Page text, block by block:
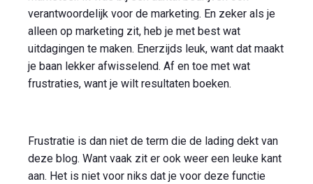
verantwoordelijk voor de marketing. En zeker als je
alleen op marketing zit, heb je met best wat
uitdagingen te maken. Enerzijds leuk, want dat maakt
je baan lekker afwisselend. Af en toe met wat
frustraties, want je wilt resultaten boeken.
Frustratie is dan niet de term die de lading dekt van
deze blog. Want vaak zit er ook weer een leuke kant
aan. Het is niet voor niks dat je voor deze functie